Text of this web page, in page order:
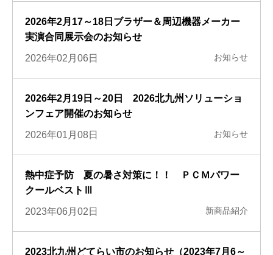
2026年2月17～18日ブラザー＆周辺機器メーカー
実演合同展示会のお知らせ
2026年02月06日 お知らせ
2026年2月19日～20日 2026北九州ソリューショ
ンフェア開催のお知らせ
2026年01月08日 お知らせ
熱中症予防 夏の暑さ対策に！！ ＰＣＭパワー
クールベストⅢ
2023年06月02日 新商品紹介
2023北九州どてらい市のお知らせ（2023年7月6～